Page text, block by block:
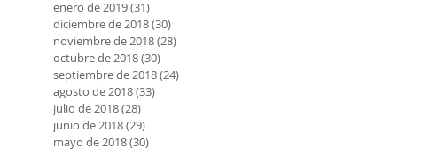
enero de 2019(31)
diciembre de 2018(30)
noviembre de 2018(28)
octubre de 2018(30)
septiembre de 2018(24)
agosto de 2018(33)
julio de 2018(28)
junio de 2018(29)
mayo de 2018(30)